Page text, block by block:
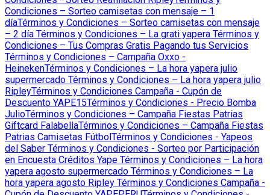
Condiciones – Sorteo camisetas con mensaje – 1
díaTérminos y Condiciones – Sorteo camisetas con mensaje
– 2 día Términos y Condiciones – La grati yapera Términos y
Condiciones – Tus Compras Gratis Pagando tus Servicios
Términos y Condiciones – Campaña Oxxo -
HeinekenTérminos y Condiciones – La hora yapera julio
supermercado Términos y Condiciones – La hora yapera julio
RipleyTérminos y Condiciones Campaña - Cupón de
Descuento YAPE15Términos y Condiciones - Precio Bomba
JulioTérminos y Condiciones – Campaña Fiestas Patrias
Giftcard FalabellaTérminos y Condiciones – Campaña Fiestas
Patrias Camisetas FútbolTérminos y Condiciones - Yapeos
del Saber Términos y Condiciones - Sorteo por Participación
en Encuesta Créditos Yape Términos y Condiciones – La hora
yapera agosto supermercado Términos y Condiciones – La
hora yapera agosto Ripley Términos y Condiciones Campaña -